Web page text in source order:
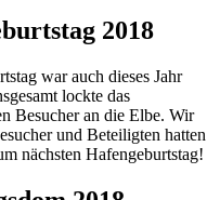
2018
war auch dieses Jahr
lockte das
Besucher an die Elbe. Wir
und Beteiligten hatten
nächsten Hafengeburtstag!